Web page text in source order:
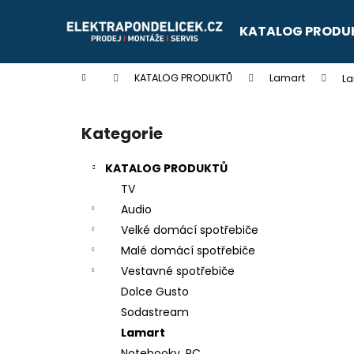
KATALOG
Domů KATALOG PRODUKTŮ Lamart
Přeskočit
kategorie
Kategorie
KATALOG PRODUKTŮ
TV
Audio
Velké domácí spotřebiče
Malé domácí spotřebiče
Vestavné spotřebiče
Dolce Gusto
Sodastream
Lamart
í
do
do